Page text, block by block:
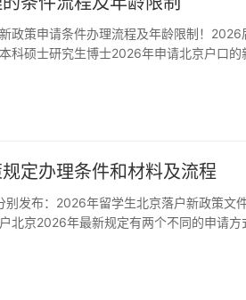
科硕士研究生博士2026年申请北京户口的
定办理条件和材料及流程
北京2026年最新规定有两个不同的申请方